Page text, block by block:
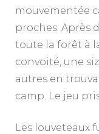
mouvementée
proches. Après
toute la forêt à
convoité, une
autres en
camp. Le jeu
Les louveteaux